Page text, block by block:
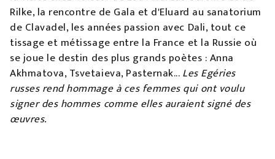
Rilke, la rencontre de Gala et d'Eluard au sanatorium
de Clavadel, les années passion avec Dali, tout ce
tissage et métissage entre la France et la Russie où
se joue le destin des plus grands poètes : Anna
Akhmatova, Tsvetaieva, Pasternak...Les Egéries
russes rend hommage à ces femmes qui ont voulu
signer des hommes comme elles auraient signé des
œuvres.